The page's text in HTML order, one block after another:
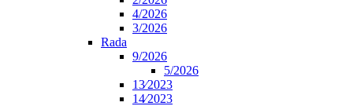
4/2026
3/2026
Rada
9/2026
5/2026
13⁄2023
14⁄2023